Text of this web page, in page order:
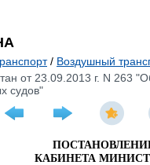
/ Воздушный
от 23.09.2013 г. N 263
судов"
КАБИНЕТА